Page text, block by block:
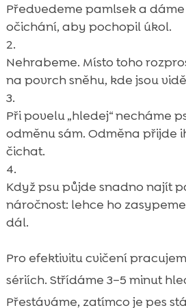
Předvedeme pamlsek a
očichání, aby pochopil úkol.
Nehrabeme. Místo toho
na povrch sněhu, kde jsou
Při povelu „hledej“ necháme
odměnu sám. Odměna přijde
čichat.
Když psu půjde snadno najít
náročnost: lehce ho
dál.
Pro efektivitu cvičení
sériích. Střídáme 3–5 minut
Přestáváme, zatímco je pes